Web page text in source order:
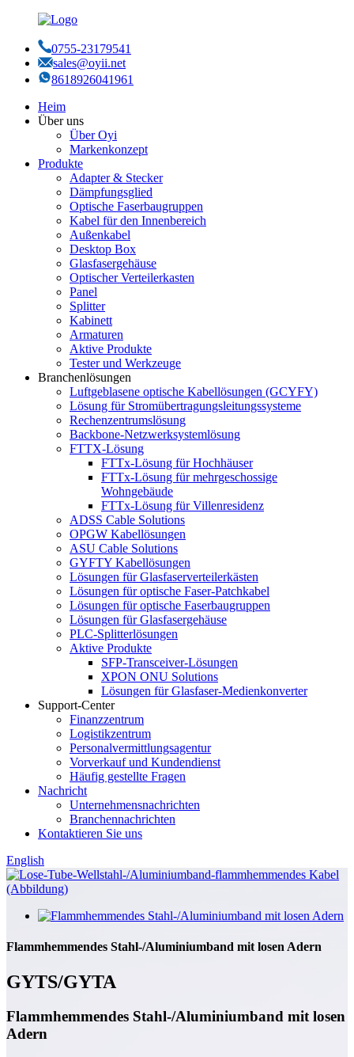
0755-23179541
sales@oyii.net
8618926041961
Heim
Über uns
Über Oyi
Markenkonzept
Produkte
Adapter & Stecker
Dämpfungsglied
Optische Faserbaugruppen
Kabel für den Innenbereich
Außenkabel
Desktop Box
Glasfasergehäuse
Optischer Verteilerkasten
Panel
Splitter
Kabinett
Armaturen
Aktive Produkte
Tester und Werkzeuge
Branchenlösungen
Luftgeblasene optische Kabellösungen (GCYFY)
Lösung für Stromübertragungsleitungssysteme
Rechenzentrumslösung
Backbone-Netzwerksystemlösung
FTTX-Lösung
FTTx-Lösung für Hochhäuser
FTTx-Lösung für mehrgeschossige
Wohngebäude
FTTx-Lösung für Villenresidenz
ADSS Cable Solutions
OPGW Kabellösungen
ASU Cable Solutions
GYFTY Kabellösungen
Lösungen für Glasfaserverteilerkästen
Lösungen für optische Faser-Patchkabel
Lösungen für optische Faserbaugruppen
Lösungen für Glasfasergehäuse
PLC-Splitterlösungen
Aktive Produkte
SFP-Transceiver-Lösungen
XPON ONU Solutions
Lösungen für Glasfaser-Medienkonverter
Support-Center
Finanzzentrum
Logistikzentrum
Personalvermittlungsagentur
Vorverkauf und Kundendienst
Häufig gestellte Fragen
Nachricht
Unternehmensnachrichten
Branchennachrichten
Kontaktieren Sie uns
English
Flammhemmendes Stahl-/Aluminiumband mit losen Adern
GYTS/GYTA
Flammhemmendes Stahl-/Aluminiumband mit losen
Adern